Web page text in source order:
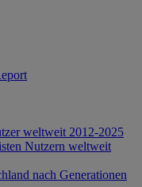
weltweit 2012-2025
Nutzern weltweit
nach Generationen